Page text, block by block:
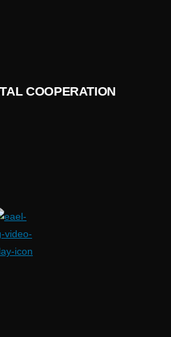
COOPERATION